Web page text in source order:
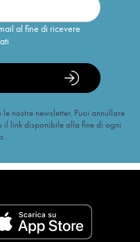
al fine di ricevere
nostre newsletter. Puoi annullare
il link disponibile alla fine di ogni